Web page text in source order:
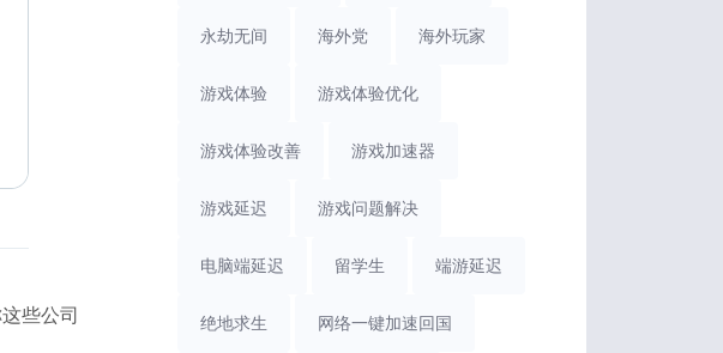
些公司
永劫无间 海外党 海外玩家
游戏体验 游戏体验优化
游戏体验改善 游戏加速器
游戏延迟 游戏问题解决
电脑端延迟 留学生 端游延迟
绝地求生 网络一键加速回国